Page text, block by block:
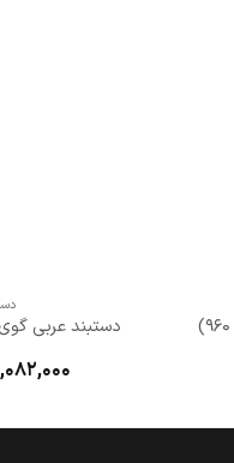
دستبند عربی گوی